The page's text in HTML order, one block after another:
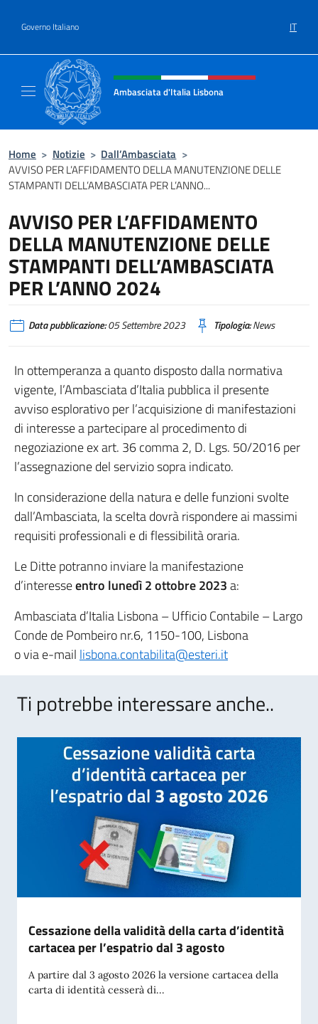
Governo Italiano IT
Intestazione sito, social e menù
Ambasciata d'Italia Lisbona
Home > Notizie > Dall’Ambasciata >
AVVISO PER L’AFFIDAMENTO DELLA MANUTENZIONE DELLE
STAMPANTI DELL’AMBASCIATA PER L’ANNO...
AVVISO PER L’AFFIDAMENTO
DELLA MANUTENZIONE DELLE
STAMPANTI DELL’AMBASCIATA
PER L’ANNO 2024
Data pubblicazione:05 Settembre 2023 Tipologia:News
In ottemperanza a quanto disposto dalla normativa
vigente, l’Ambasciata d’Italia pubblica il presente
avviso esplorativo per l’acquisizione di manifestazioni
di interesse a partecipare al procedimento di
negoziazione ex art. 36 comma 2, D. Lgs. 50/2016 per
l’assegnazione del servizio sopra indicato.
In considerazione della natura e delle funzioni svolte
dall’Ambasciata, la scelta dovrà rispondere ai massimi
requisiti professionali e di flessibilità oraria.
Le Ditte potranno inviare la manifestazione
d’interesseentro lunedì 2 ottobre 2023a:
Ambasciata d’Italia Lisbona – Ufficio Contabile – Largo
Conde de Pombeiro nr.6, 1150-100, Lisbona
o via e-mail lisbona.contabilita@esteri.it
Ti potrebbe interessare anche..
Cessazione della validità della carta d’identità
cartacea per l’espatrio dal 3 agosto
A partire dal 3 agosto 2026 la versione cartacea della
carta di identità cesserà di...